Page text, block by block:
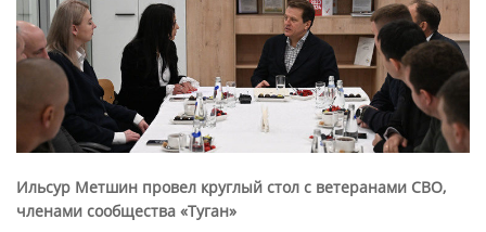
Ильсур Метшин провел круглый стол с ветеранами СВО,
членами сообщества «Туган»